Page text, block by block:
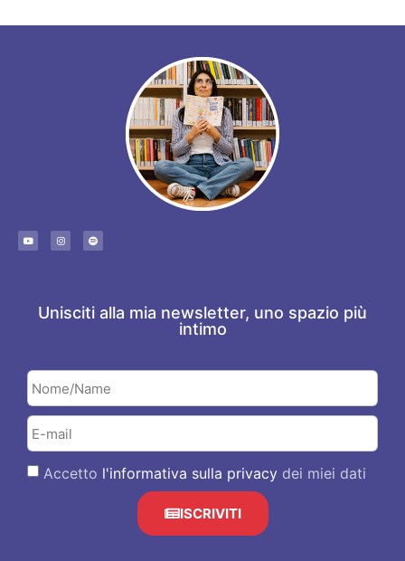
Unisciti alla mia newsletter, uno spazio più
intimo
Accetto l'informativa sulla privacy dei miei dati
ISCRIVITI